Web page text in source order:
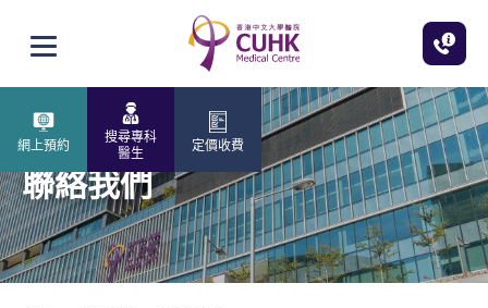
打開選單
網上預約
搜尋專科
醫生
定價收費
聯絡我們